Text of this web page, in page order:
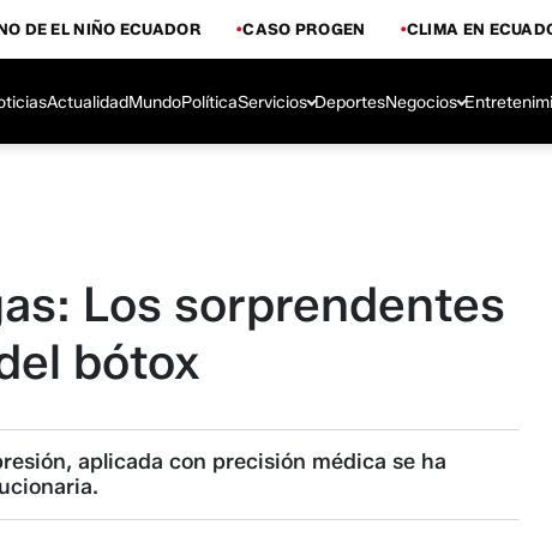
DE EL NIÑO ECUADOR CASO PROGEN CLIMA EN
ActualidadMundoPolíticaServicios DeportesNegocios
Los sorprendentes
bótox
aplicada con precisión médica se ha